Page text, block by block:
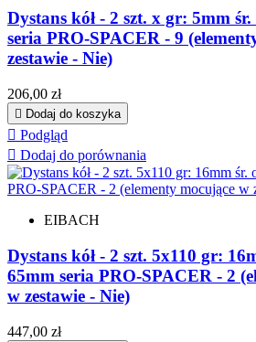
Dystans kół - 2 szt. x gr: 5mm
seria PRO-SPACER - 9
zestawie - Nie)
Cena
206,00 zł
 Dodaj do koszyka
 Podgląd
 Dodaj do porównania
EIBACH
Dystans kół - 2 szt. 5x110 gr:
65mm seria PRO-SPACER - 2
w zestawie - Nie)
Cena
447,00 zł